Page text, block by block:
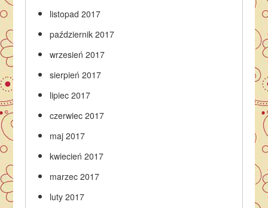
listopad 2017
październik 2017
wrzesień 2017
sierpień 2017
lipiec 2017
czerwiec 2017
maj 2017
kwiecień 2017
marzec 2017
luty 2017